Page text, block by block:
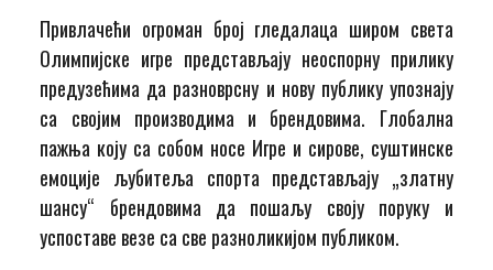
Привлачећи огроман број гледалаца широм света
Олимпијске игре представљају неоспорну прилику
предузећима да разноврсну и нову публику упознају
са својим производима и брендовима. Глобална
пажња коју са собом носе Игре и сирове, суштинске
емоције љубитеља спорта представљају „златну
шансу“ брендовима да пошаљу своју поруку и
успоставе везе са све разноликијом публиком.